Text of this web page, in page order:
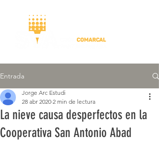
Entrada
La nieve causa desperfectos en la
Cooperativa San Antonio Abad
Jorge Arc Estudi
28 abr 2020 2 min de lectura